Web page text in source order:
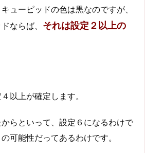
ューピッドの色は黒なのですが、
ならば、 それは設定２以上の
以上が確定します。
らといって、設定６になるわけで
可能性だってあるわけです。